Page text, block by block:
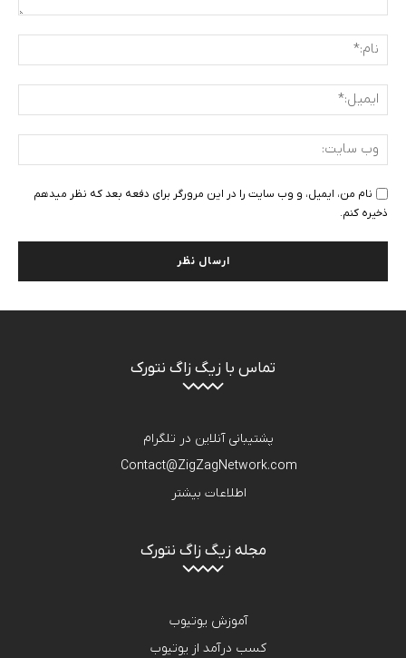
نام من، ایمیل، و وب سایت را در این مرورگر برای دفعه بعد که نظر میدهم
ذخیره کنم.
تماس با زیگ زاگ نتورک
پشتیبانی آنلاین در تلگرام
Contact@ZigZagNetwork.com
اطلاعات بیشتر
مجله زیگ زاگ نتورک
آموزش یوتیوب
کسب درآمد از یوتیوب